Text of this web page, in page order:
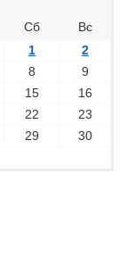
Сб
Вс
1
2
8
9
15
16
22
23
29
30